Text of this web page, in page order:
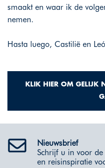
smaakt en waar ik de
nemen.
Hasta luego, Castilië en
KLIK HIER OM GELIJK
Nieuwsbrief
Schrijf u in voor
en reisinspiratie